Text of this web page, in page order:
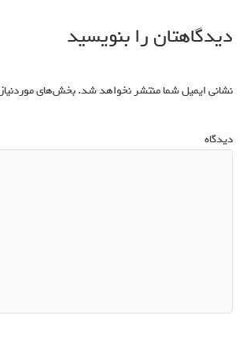
دیدگاهتان را بنویسید
نشانی ایمیل شما منتشر نخواهد شد.بخش‌های
دیدگاه